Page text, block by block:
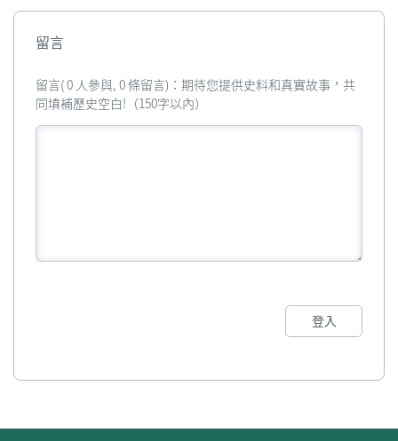
留言
留言( 0 人參與, 0 條留言)：期待您提供史料和真實故事，共
同填補歷史空白!（150字以內）
登入